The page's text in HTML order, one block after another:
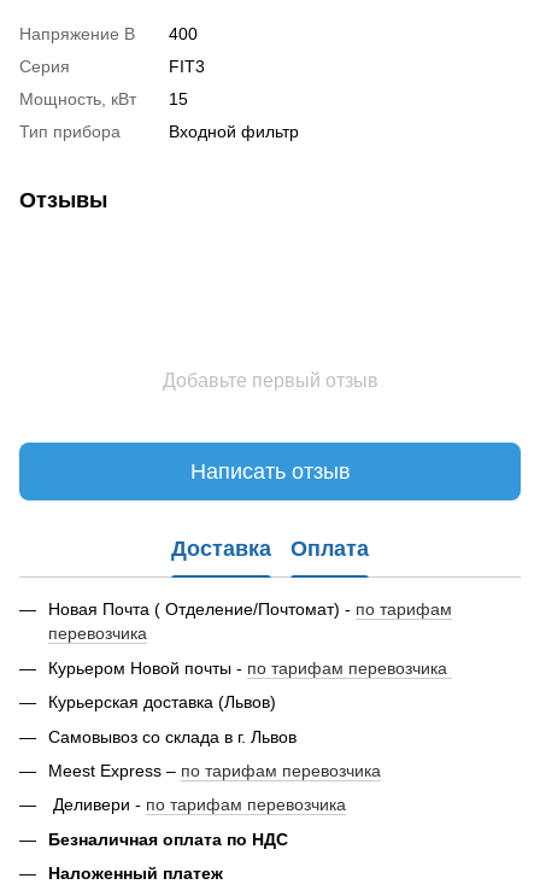
Напряжение В
400
Серия
FIT3
Мощность, кВт
15
Тип прибора
Входной фильтр
Отзывы
Добавьте первый отзыв
Написать отзыв
Доставка Оплата
Новая Почта ( Отделение/Почтомат) - по тарифам
перевозчика
Курьером Новой почты - по тарифам перевозчика
Курьерская доставка (Львов)
Самовывоз со склада в г. Львов
Meest Express – по тарифам перевозчика
Деливери - по тарифам перевозчика
Безналичная оплата по НДС
Наложенный платеж